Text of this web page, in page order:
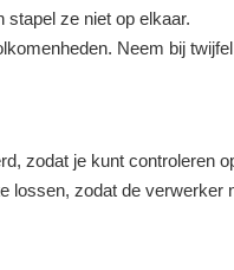
stapel ze niet op elkaar.
Neem bij
zodat je kunt controleren
lossen, zodat de verwerker